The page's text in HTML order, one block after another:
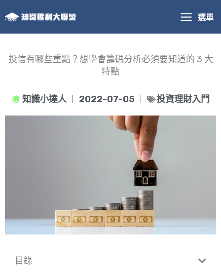
至
主
選單
投信有哪些重點？想學會籌碼分析必須要知道的 3 大
特點
知識小達人 2022-07-05 投資理財入門
目錄